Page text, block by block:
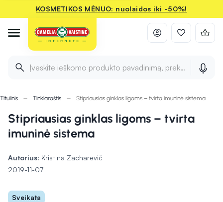
KOSMETIKOS MĖNUO: nuolaidos iki -50%!
Įveskite ieškomo produkto pavadinimą, prekės ženklą ir
Titulinis Tinklaraštis Stipriausias ginklas ligoms – tvirta imuninė sistema
Stipriausias ginklas ligoms – tvirta
imuninė sistema
Autorius: Kristina Zacharevič
2019-11-07
Sveikata